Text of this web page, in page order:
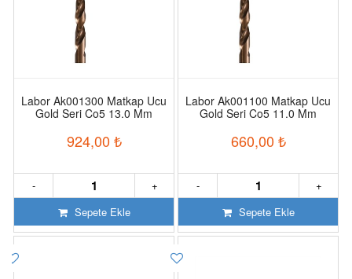
Labor Ak001300 Matkap Ucu
Gold Seri Co5 13.0 Mm
924,00 ₺
+
-
Sepete Ekle
Labor Ak001100 Matkap Ucu
Gold Seri Co5 11.0 Mm
660,00 ₺
+
-
Sepete Ekle